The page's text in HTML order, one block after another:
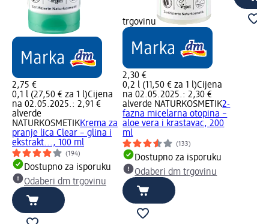
2,75 €
0,1 l (27,50 € za 1 l)Cijena
na 02.05.2025.: 2,91 €
alverde
NATURKOSMETIKKrema za
pranje lica Clear – glina i
ekstrakt..., 100 ml
(194)
Dostupno za isporuku
Odaberi dm trgovinu
trgovinu
2,30 €
0,2 l (11,50 € za 1 l)Cijena
na 02.05.2025.: 2,30 €
alverde NATURKOSMETIK2-
fazna micelarna otopina –
aloe vera i krastavac, 200
ml
(133)
Dostupno za isporuku
Odaberi dm trgovinu